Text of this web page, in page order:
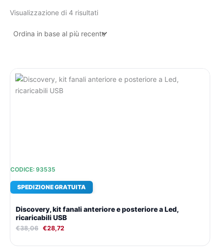
Visualizzazione di 4 risultati
CODICE: 93535
SPEDIZIONE GRATUITA
Discovery, kit fanali anteriore e posteriore a Led,
ricaricabili USB
€38,06
prezzo
originale
era:
€28,72
prezzo